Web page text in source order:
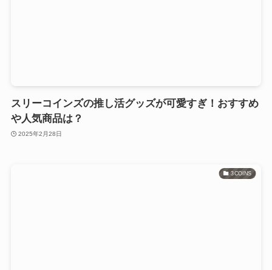
スリーコインズの推し活グッズが可愛すぎ！おすすめ
や人気商品は？
2025年2月28日
3COINS